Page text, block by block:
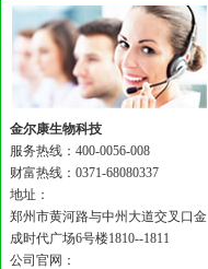
金尔康生物科技
服务热线：400-0056-008
财富热线：0371-68080337
地址：
郑州市黄河路与中州大道交叉口金
成时代广场6号楼1810--1811
公司官网：